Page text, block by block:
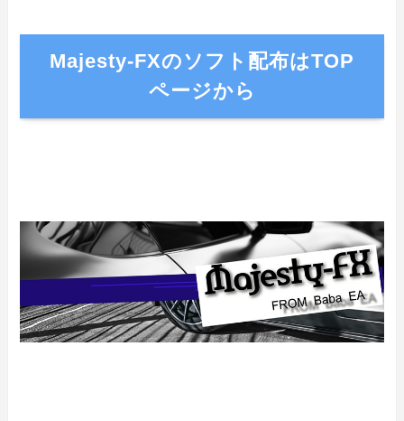
Majesty-FXのソフト配布はTOP
ページから